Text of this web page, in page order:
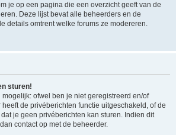
je op een pagina die een overzicht geeft van de
Deze lijst bevat alle beheerders en de
details omtrent welke forums ze modereren.
sturen!
ofwel ben je niet geregistreerd en/of
de privéberichten functie uitgeschakeld, of de
je geen privéberichten kan sturen. Indien dit
contact op met de beheerder.